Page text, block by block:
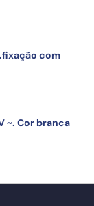
com
~. Cor branca